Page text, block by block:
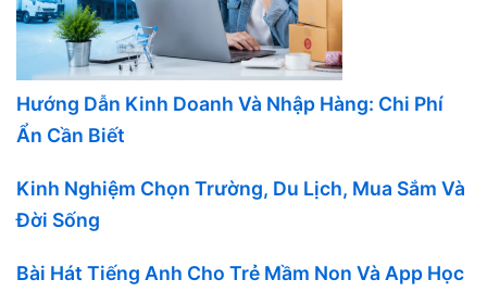
Hướng Dẫn Kinh Doanh Và Nhập Hàng: Chi Phí
Ẩn Cần Biết
Kinh Nghiệm Chọn Trường, Du Lịch, Mua Sắm Và
Đời Sống
Bài Hát Tiếng Anh Cho Trẻ Mầm Non Và App Học